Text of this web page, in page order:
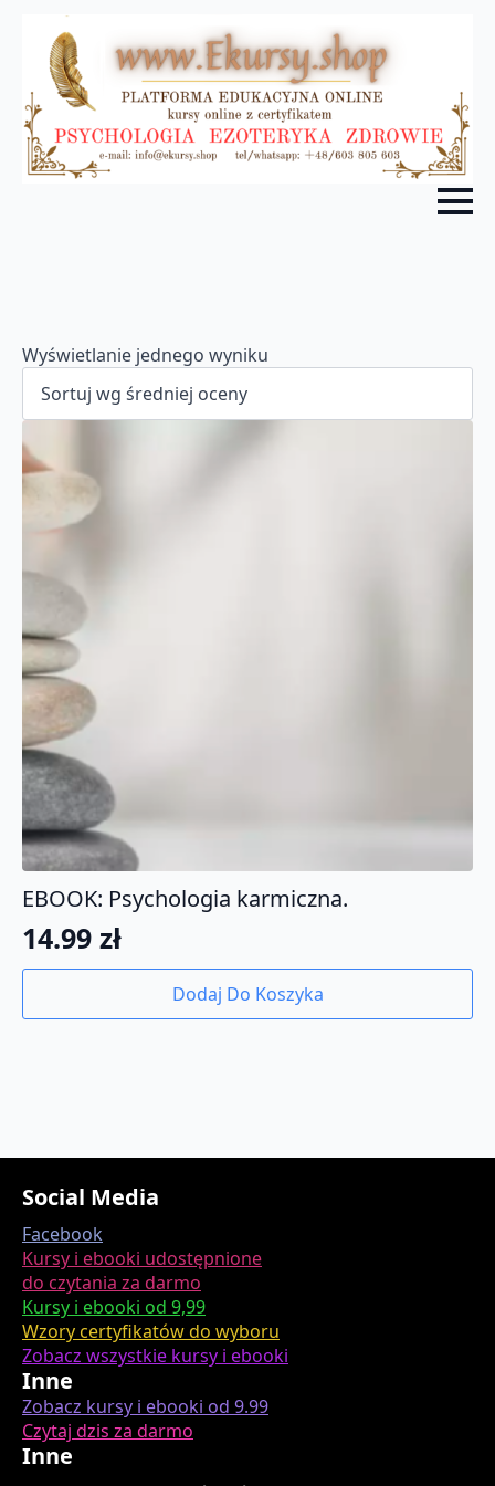
Wyświetlanie jednego wyniku
EBOOK: Psychologia karmiczna.
14.99 zł
Dodaj Do Koszyka
Social Media
Facebook
Kursy i ebooki udostępnione
do czytania za darmo
Kursy i ebooki od 9,99
Wzory certyfikatów do wyboru
Zobacz wszystkie kursy i ebooki
Inne
Zobacz kursy i ebooki od 9.99
Czytaj dzis za darmo
Inne